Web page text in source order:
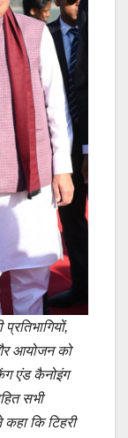
आयोजन को
एंड कैनोइंग
सभी
कि टिहरी